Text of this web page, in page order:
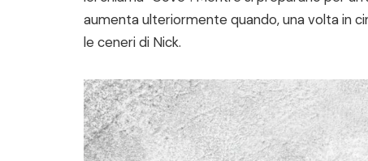
aumenta ulteriormente quando, una volta in
le ceneri di Nick.